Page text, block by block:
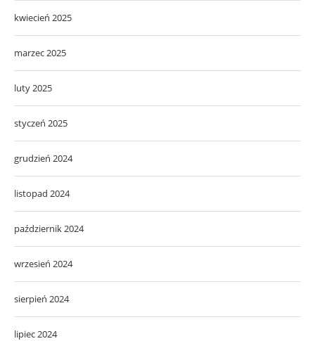
kwiecień 2025
marzec 2025
luty 2025
styczeń 2025
grudzień 2024
listopad 2024
październik 2024
wrzesień 2024
sierpień 2024
lipiec 2024